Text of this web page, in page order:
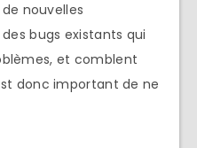
nouvelles
bugs existants qui
et comblent
donc important de ne